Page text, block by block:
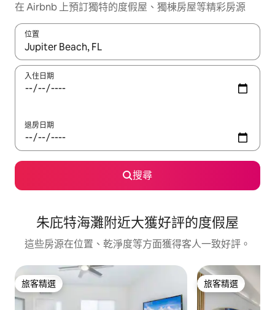
在 Airbnb 上預訂獨特的度假屋、獨棟房屋等精彩房源
位置
如有搜尋結果，瀏覽內容時請使用上下箭頭，或輕點、滑動裝置。
入住日期
退房日期
搜尋
朱庇特海灘附近大獲好評的度假屋
這些房源在位置、乾淨度等方面獲得客人一致好評。
旅客精選
旅客精選 旅客精選
旅客精選